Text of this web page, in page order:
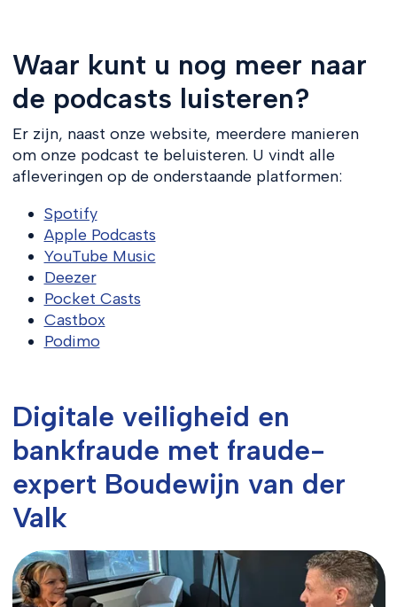
Waar kunt u nog meer naar
de podcasts luisteren?
Er zijn, naast onze website, meerdere manieren
om onze podcast te beluisteren. U vindt alle
afleveringen op de onderstaande platformen:
Spotify
Apple Podcasts
YouTube Music
Deezer
Pocket Casts
Castbox
Podimo
Digitale veiligheid en
bankfraude met fraude-
expert Boudewijn van der
Valk